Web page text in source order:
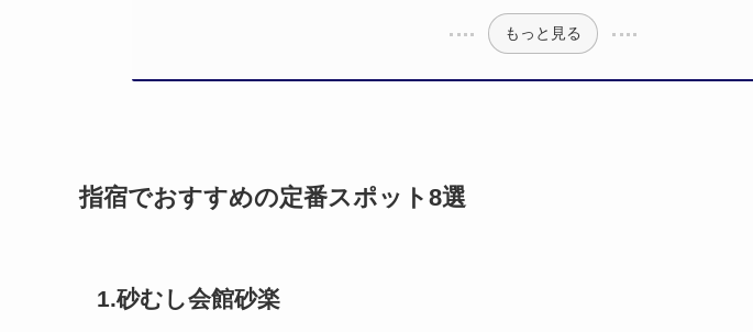
もっと見る
指宿でおすすめの定番スポット8選
1.砂むし会館砂楽